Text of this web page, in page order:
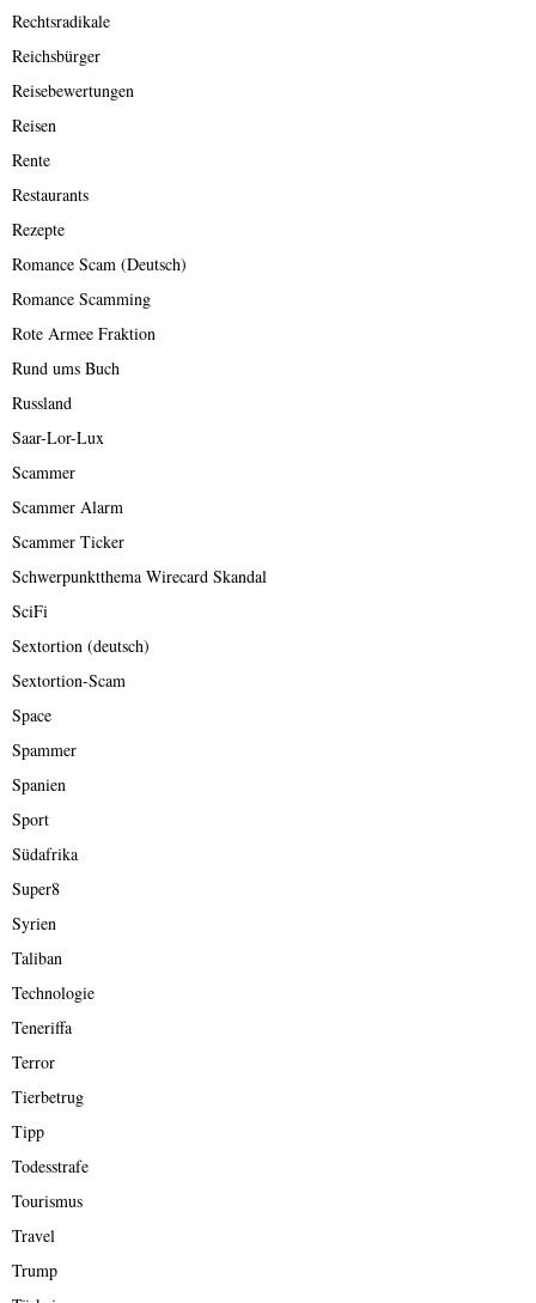
Rechtsradikale
Reichsbürger
Reisebewertungen
Reisen
Rente
Restaurants
Rezepte
Romance Scam (Deutsch)
Romance Scamming
Rote Armee Fraktion
Rund ums Buch
Russland
Saar-Lor-Lux
Scammer
Scammer Alarm
Scammer Ticker
Schwerpunktthema Wirecard Skandal
SciFi
Sextortion (deutsch)
Sextortion-Scam
Space
Spammer
Spanien
Sport
Südafrika
Super8
Syrien
Taliban
Technologie
Teneriffa
Terror
Tierbetrug
Tipp
Todesstrafe
Tourismus
Travel
Trump